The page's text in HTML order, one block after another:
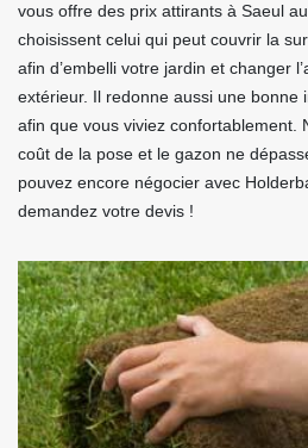
vous offre des prix attirants à Saeul
choisissent celui qui peut couvrir la
afin d’embelli votre jardin et changer
extérieur. Il redonne aussi une bonne
afin que vous viviez confortablement.
coût de la pose et le gazon ne
pouvez encore négocier avec
demandez votre devis !